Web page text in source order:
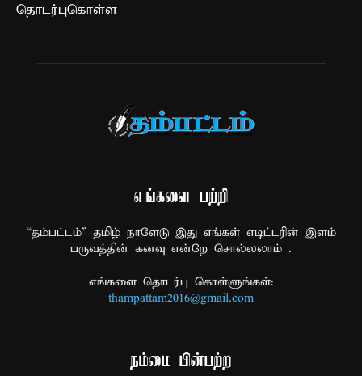
தொடர்புகொள்ள
எங்களை பற்றி
“தம்பட்டம்” தமிழ் நாளேடு இது எங்கள் எடிட்டரின் இளம்
பருவத்தின் கனவு என்றே சொல்லலாம் .
எங்களை தொடர்பு கொள்ளுங்கள்:
thampattam2016@gmail.com
நம்மை பின்பற்ற